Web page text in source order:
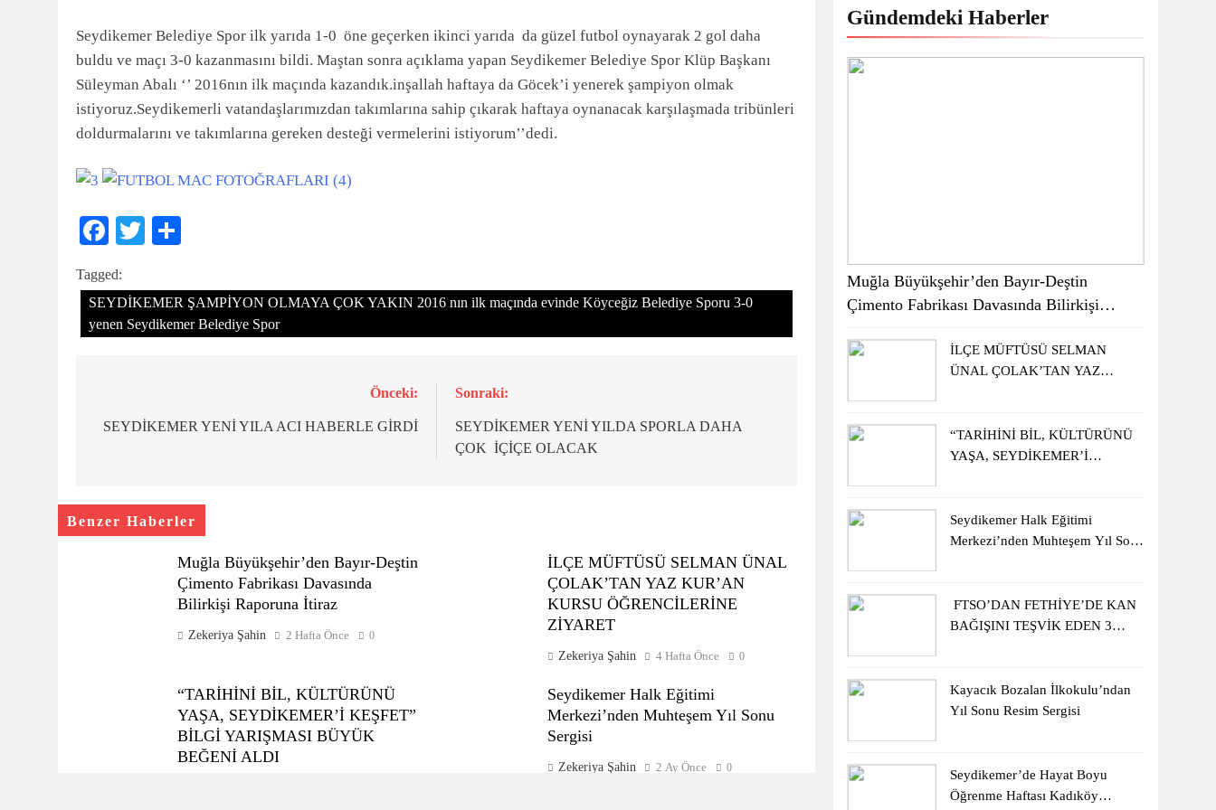
Seydikemer Belediye Spor ilk yarıda 1-0 öne geçerken ikinci yarıda da güzel futbol oynayarak 2 gol daha
buldu ve maçı 3-0 kazanmasını bildi. Maştan sonra açıklama yapan Seydikemer Belediye Spor Klüp Başkanı
Süleyman Abalı ‘’ 2016nın ilk maçında kazandık.inşallah haftaya da Göcek’i yenerek şampiyon olmak
istiyoruz.Seydikemerli vatandaşlarımızdan takımlarına sahip çıkarak haftaya oynanacak karşılaşmada tribünleri
doldurmalarını ve takımlarına gereken desteği vermelerini istiyorum’’dedi.
Facebook
Twitter
Tagged:
SEYDİKEMER ŞAMPİYON OLMAYA ÇOK YAKIN 2016 nın ilk maçında evinde Köyceğiz Belediye Sporu 3-0
yenen Seydikemer Belediye Spor
gezinmesi
Önceki:
SEYDİKEMER YENİ YILA ACI HABERLE GİRDİ
Sonraki:
SEYDİKEMER YENİ YILDA SPORLA DAHA
ÇOK İÇİÇE OLACAK
Benzer Haberler
Muğla Büyükşehir’den Bayır-Deştin
Çimento Fabrikası Davasında
Bilirkişi Raporuna İtiraz
Zekeriya Şahin 2 Hafta Önce 0
İLÇE MÜFTÜSÜ SELMAN ÜNAL
ÇOLAK’TAN YAZ KUR’AN
KURSU ÖĞRENCİLERİNE
ZİYARET
Zekeriya Şahin 4 Hafta Önce 0
“TARİHİNİ BİL, KÜLTÜRÜNÜ
YAŞA, SEYDİKEMER’İ KEŞFET”
BİLGİ YARIŞMASI BÜYÜK
BEĞENİ ALDI
Seydikemer Halk Eğitimi
Merkezi’nden Muhteşem Yıl Sonu
Sergisi
Zekeriya Şahin 2 Ay Önce 0
Gündemdeki Haberler
Muğla Büyükşehir’den Bayır-Deştin
Çimento Fabrikası Davasında Bilirkişi
İLÇE MÜFTÜSÜ SELMAN
ÜNAL ÇOLAK’TAN YAZ
“TARİHİNİ BİL, KÜLTÜRÜNÜ
YAŞA, SEYDİKEMER’İ
Seydikemer Halk Eğitimi
Merkezi’nden Muhteşem Yıl Sonu
FTSO’DAN FETHİYE’DE KAN
BAĞIŞINI TEŞVİK EDEN 3
Kayacık Bozalan İlkokulu’ndan
Yıl Sonu Resim Sergisi
Seydikemer’de Hayat Boyu
Öğrenme Haftası Kadıköy